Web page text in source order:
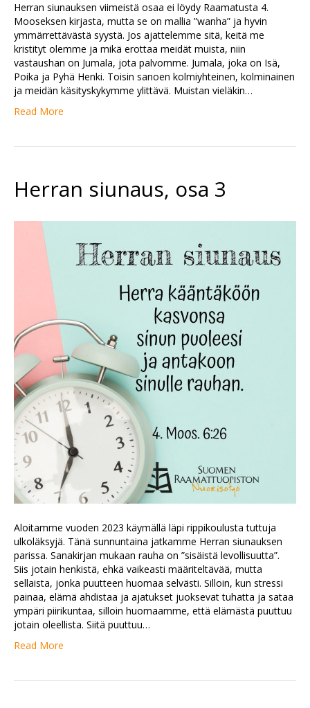
Herran siunauksen viimeistä osaa ei löydy Raamatusta 4.
Mooseksen kirjasta, mutta se on mallia ”wanha” ja hyvin
ymmärrettävästä syystä. Jos ajattelemme sitä, keitä me
kristityt olemme ja mikä erottaa meidät muista, niin
vastaushan on Jumala, jota palvomme. Jumala, joka on Isä,
Poika ja Pyhä Henki. Toisin sanoen kolmiyhteinen, kolminainen
ja meidän käsityskykymme ylittävä. Muistan vieläkin…
Read More
Herran siunaus, osa 3
Aloitamme vuoden 2023 käymällä läpi rippikoulusta tuttuja
ulkoläksyjä. Tänä sunnuntaina jatkamme Herran siunauksen
parissa. Sanakirjan mukaan rauha on ”sisäistä levollisuutta”.
Siis jotain henkistä, ehkä vaikeasti määriteltävää, mutta
sellaista, jonka puutteen huomaa selvästi. Silloin, kun stressi
painaa, elämä ahdistaa ja ajatukset juoksevat tuhatta ja sataa
ympäri piirikuntaa, silloin huomaamme, että elämästä puuttuu
jotain oleellista. Siitä puuttuu…
Read More